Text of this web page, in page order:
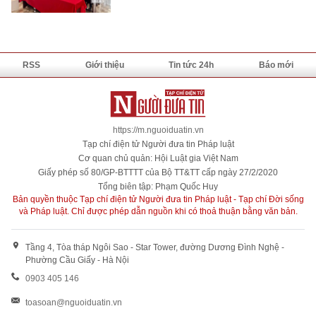
RSS Giới thiệu Tin tức 24h Báo mới
https://m.nguoiduatin.vn
Tạp chí điện tử Người đưa tin Pháp luật
Cơ quan chủ quản: Hội Luật gia Việt Nam
Giấy phép số 80/GP-BTTTT của Bộ TT&TT cấp ngày 27/2/2020
Tổng biên tập: Phạm Quốc Huy
Bản quyền thuộc Tạp chí điện tử Người đưa tin Pháp luật - Tạp chí Đời sống
và Pháp luật. Chỉ được phép dẫn nguồn khi có thoả thuận bằng văn bản.
Tầng 4, Tòa tháp Ngôi Sao - Star Tower, đường Dương Đình Nghệ -
Phường Cầu Giấy - Hà Nội
0903 405 146
toasoan@nguoiduatin.vn